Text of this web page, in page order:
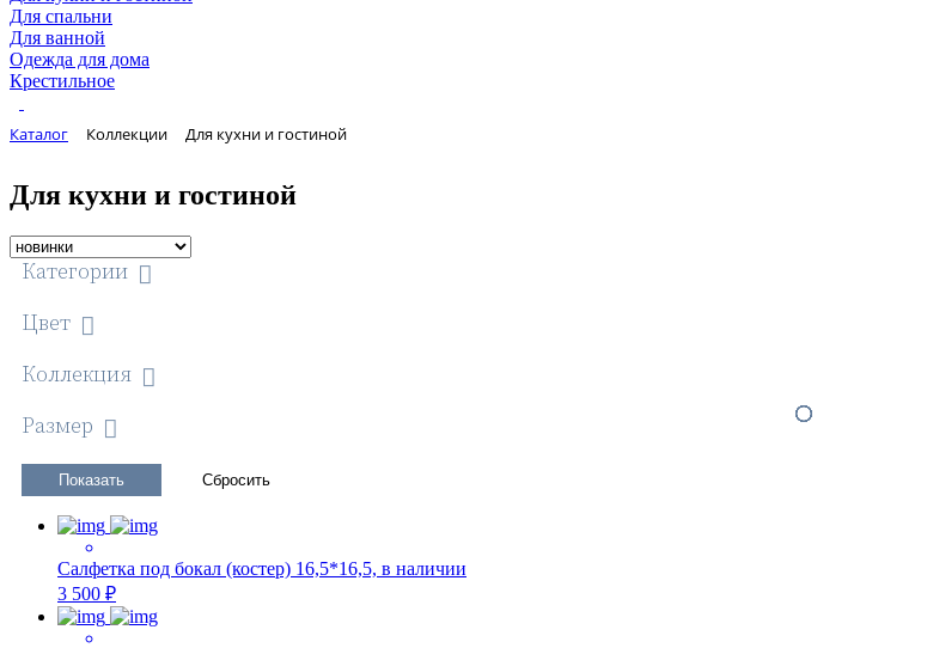
Для спальни
Для ванной
Одежда для дома
Крестильное
Каталог Коллекции Для кухни и гостиной
Для кухни и гостиной
Категории
Цвет
Коллекция
Размер
Салфетка под бокал (костер) 16,5*16,5, в наличии
3 500 ₽